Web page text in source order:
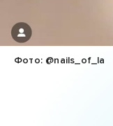
Фото: @nails_of_la